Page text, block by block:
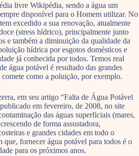
livre Wikipédia, sendo a água um
disponível para o Homem utilizar. No
excedido a sua renovação, atualmente
(stress hídrico), principalmente junto
e também a diminuição da qualidade da
hídrica por esgotos domésticos e
já conhecida por todos. Temos real
água potável é resultado das grandes
comete como a poluição, por exemplo.
em seu artigo “Falta de Água Potável
em fevereiro, de 2008, no site
das águas superficiais (mares,
de forma assustadora,
e grandes cidades em todo o
que, fornecer água potável para todos é o
para os próximos anos.